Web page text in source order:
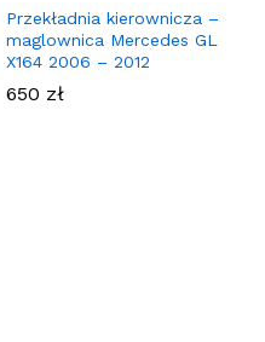
Przekładnia kierownicza –
maglownica Mercedes GL
X164 2006 – 2012
650 zł